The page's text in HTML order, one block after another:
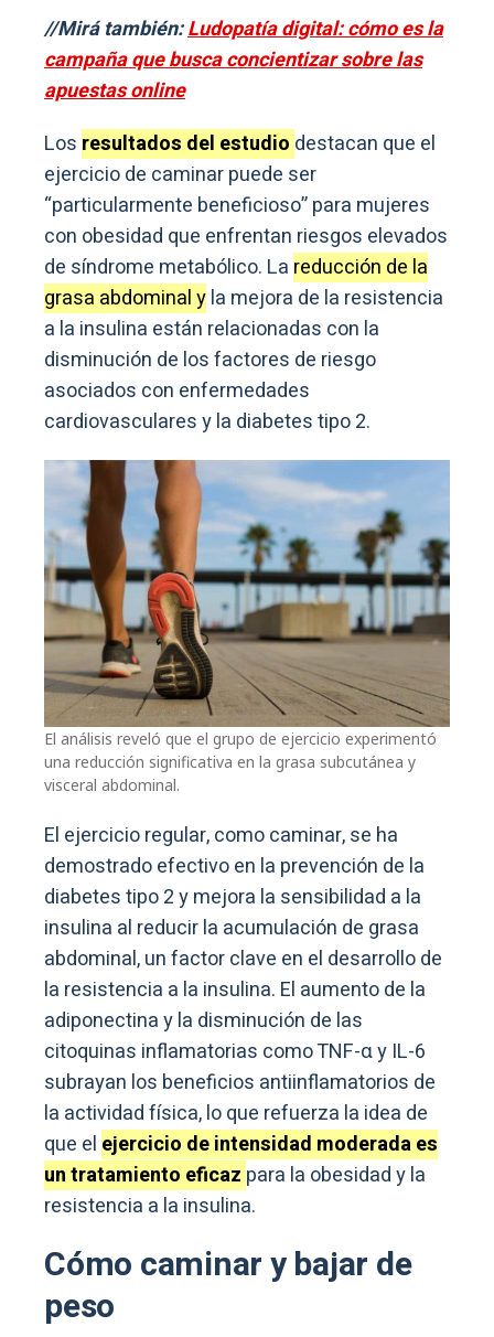
//Mirá también:Ludopatía digital: cómo es la
campaña que busca concientizar sobre las
apuestas online
Los resultados del estudio destacan que el
ejercicio de caminar puede ser
“particularmente beneficioso” para mujeres
con obesidad que enfrentan riesgos elevados
de síndrome metabólico. La reducción de la
grasa abdominal yla mejora de la resistencia
a la insulina están relacionadas con la
disminución de los factores de riesgo
asociados con enfermedades
cardiovasculares y la diabetes tipo 2.
El análisis reveló que el grupo de ejercicio experimentó
una reducción significativa en la grasa subcutánea y
visceral abdominal.
El ejercicio regular, como caminar, se ha
demostrado efectivo en la prevención de la
diabetes tipo 2 y mejora la sensibilidad a la
insulina al reducir la acumulación de grasa
abdominal, un factor clave en el desarrollo de
la resistencia a la insulina. El aumento de la
adiponectina y la disminución de las
citoquinas inflamatorias como TNF-α y IL-6
subrayan los beneficios antiinflamatorios de
la actividad física, lo que refuerza la idea de
que el ejercicio de intensidad moderada es
un tratamiento eficaz para la obesidad y la
resistencia a la insulina.
Cómo caminar y bajar de
peso